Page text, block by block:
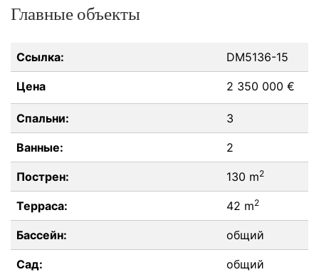
Главные объекты
Ссылка: DM5136-15
Цена 2 350 000 €
Спальни: 3
Ванные: 2
Пострен: 130 m2
Терраса: 42 m2
Бассейн: общий
Сад: общий